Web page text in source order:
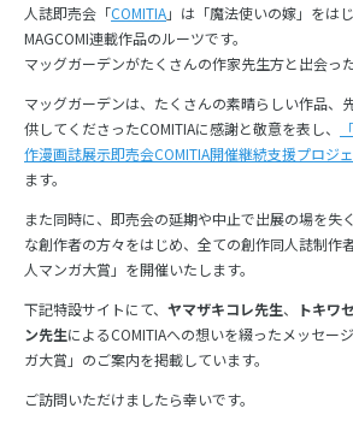
人誌即売会「COMITIA」は「魔法使いの嫁」をは
MAGCOMI連載作品のルーツです。
マッグガーデンがたくさんの作家先生方と出会っ
マッグガーデンは、たくさんの素晴らしい作品、
供してくださったCOMITIAに感謝と敬意を表し、
作漫画誌展示即売会COMITIA開催継続支援プロジ
ます。
また同時に、即売会の延期や中止で出展の場を失
な創作者の方々をはじめ、全ての創作同人誌制作
人マンガ大賞」を開催いたします。
下記特設サイトにて、 ヤマザキコレ先生、 トキワ
ン先生によるCOMITIAへの想いを綴ったメッセー
ガ大賞」のご案内を掲載しています。
ご訪問いただけましたら幸いです。